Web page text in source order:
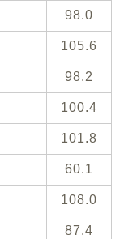
98.0
105.6
98.2
100.4
101.8
60.1
108.0
87.4